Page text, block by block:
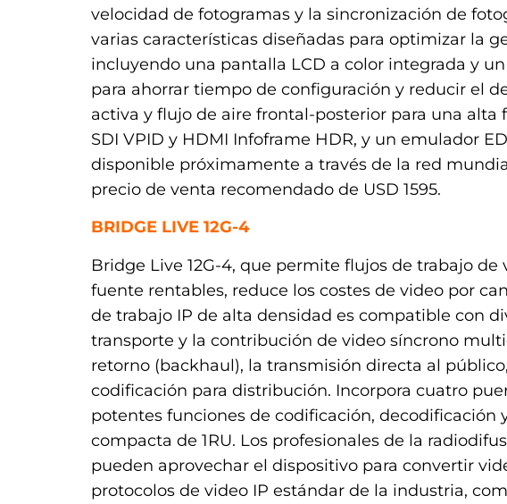
velocidad de fotogramas y la sincronización de
varias características diseñadas para optimizar la
incluyendo una pantalla LCD a color integrada y
para ahorrar tiempo de configuración y reducir el
activa y flujo de aire frontal-posterior para una alta
SDI VPID y HDMI Infoframe HDR, y un emulador
disponible próximamente a través de la red
precio de venta recomendado de USD 1595.
BRIDGE LIVE 12G-4
Bridge Live 12G-4, que permite flujos de trabajo
fuente rentables, reduce los costes de video por
de trabajo IP de alta densidad es compatible con
transporte y la contribución de video síncrono
retorno (backhaul), la transmisión directa al
codificación para distribución. Incorpora cuatro
potentes funciones de codificación, decodificación
compacta de 1RU. Los profesionales de la
pueden aprovechar el dispositivo para convertir
protocolos de video IP estándar de la industria,